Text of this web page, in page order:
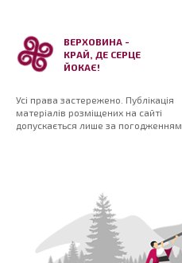
ВЕРХОВИНА -
КРАЙ, ДЕ СЕРЦЕ
ЙОКАЄ!
Усі права застережено. Публікація
матеріалів розміщених на сайті
допускається лише за погодженням.